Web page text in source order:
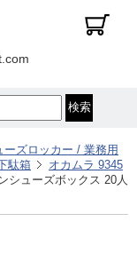
ーズロッカー / 業務用
駄箱
オカムラ 9345
シューズボックス 20人